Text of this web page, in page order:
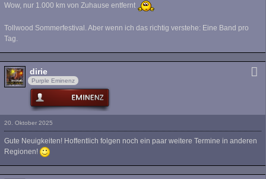
Wow, nur 1.000 km von Zuhause entfernt
Tollwood Sommerfestival. Aber wenn ich das richtig verstehe: Eine Band pro
Tag.
dirie
Purple Eminenz
20. Oktober 2025
Gute Neuigkeiten! Hoffentlich folgen noch ein paar weitere Termine in anderen
Regionen!